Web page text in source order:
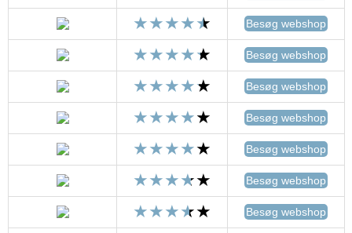
Besøg webshop
Besøg webshop
Besøg webshop
Besøg webshop
Besøg webshop
Besøg webshop
Besøg webshop